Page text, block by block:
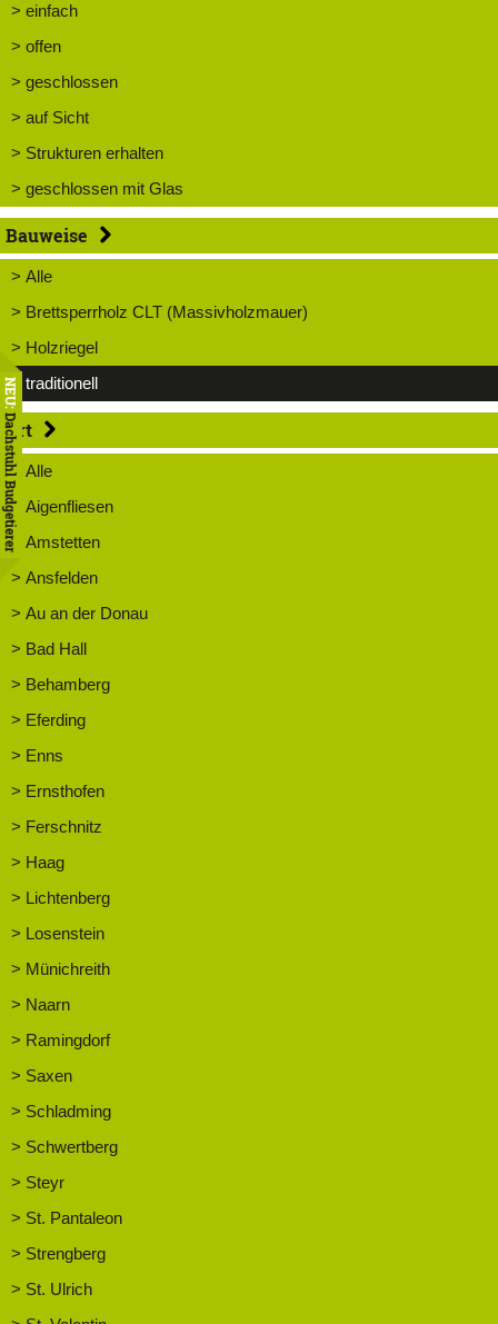
> einfach
> offen
> geschlossen
> auf Sicht
> Strukturen erhalten
> geschlossen mit Glas
Bauweise
> Alle
> Brettsperrholz CLT (Massivholzmauer)
> Holzriegel
> traditionell
Ort
> Alle
> Aigenfliesen
> Amstetten
> Ansfelden
> Au an der Donau
> Bad Hall
> Behamberg
> Eferding
> Enns
> Ernsthofen
> Ferschnitz
> Haag
> Lichtenberg
> Losenstein
> Münichreith
> Naarn
> Ramingdorf
> Saxen
> Schladming
> Schwertberg
> Steyr
> St. Pantaleon
> Strengberg
> St. Ulrich
NEU:
Dachstuhl Budgetierer